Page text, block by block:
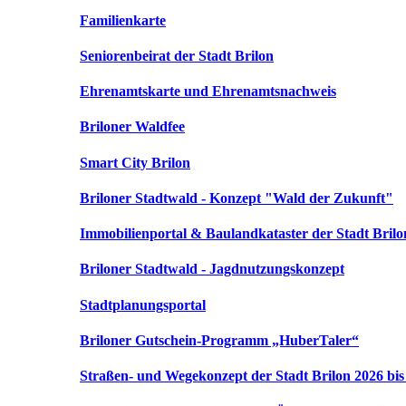
Familienkarte
Seniorenbeirat der Stadt Brilon
Ehrenamtskarte und Ehrenamtsnachweis
Briloner Waldfee
Smart City Brilon
Briloner Stadtwald - Konzept "Wald der Zukunft"
Immobilienportal & Baulandkataster der Stadt
Briloner Stadtwald - Jagdnutzungskonzept
Stadtplanungsportal
Briloner Gutschein-Programm „HuberTaler“
Straßen- und Wegekonzept der Stadt Brilon 2026 bis